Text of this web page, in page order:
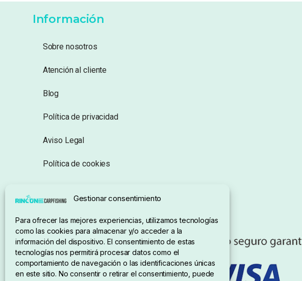
Gestionar consentimiento
Para ofrecer las mejores experiencias, utilizamos tecnologías
como las cookies para almacenar y/o acceder a la
información del dispositivo. El consentimiento de estas
tecnologías nos permitirá procesar datos como el
comportamiento de navegación o las identificaciones únicas
en este sitio. No consentir o retirar el consentimiento, puede
Información
Sobre nosotros
Atención al cliente
Blog
Política de privacidad
Aviso Legal
Política de cookies
Condiciones de compra